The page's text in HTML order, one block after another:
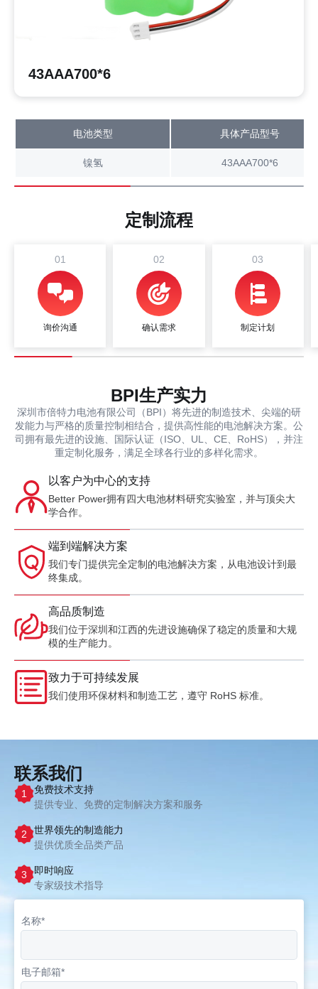
43AAA700*6
电池类型 具体产品型号
镍氢 43AAA700*6
定制流程
01
询价沟通
02
确认需求
03
制定计划
BPI生产实力
深圳市倍特力电池有限公司（BPI）将先进的制造技术、尖端的研
发能力与严格的质量控制相结合，提供高性能的电池解决方案。公
司拥有最先进的设施、国际认证（ISO、UL、CE、RoHS），并注
重定制化服务，满足全球各行业的多样化需求。
以客户为中心的支持
Better Power拥有四大电池材料研究实验室，并与顶尖大
学合作。
端到端解决方案
我们专门提供完全定制的电池解决方案，从电池设计到最
终集成。
高品质制造
我们位于深圳和江西的先进设施确保了稳定的质量和大规
模的生产能力。
致力于可持续发展
我们使用环保材料和制造工艺，遵守 RoHS 标准。
联系我们
1
免费技术支持
提供专业、免费的定制解决方案和服务
2
世界领先的制造能力
提供优质全品类产品
3
即时响应
专家级技术指导
名称*
电子邮箱*